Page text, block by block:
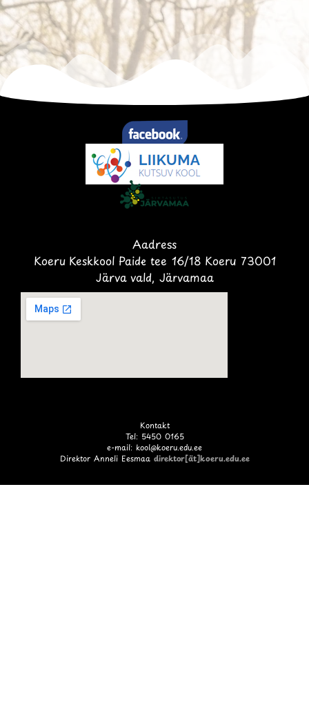
Aadress
Koeru Keskkool Paide tee 16/18 Koeru 73001
Järva vald, Järvamaa
Kontakt
Tel: 5450 0165
e-mail: kool@koeru.edu.ee
Direktor Anneli Eesmaa direktor[ät]koeru.edu.ee